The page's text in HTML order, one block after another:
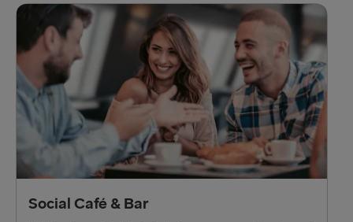
Rosslare → Fishguard
Liverpool → Belfast
Holyhead → Dublin
Social Café & Bar